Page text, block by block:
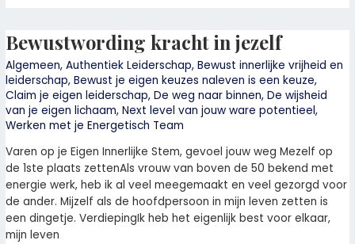
Bewustwording kracht in jezelf
Algemeen,Authentiek Leiderschap,Bewust innerlijke vrijheid en
leiderschap,Bewust je eigen keuzes naleven is een keuze,
Claim je eigen leiderschap,De weg naar binnen,De wijsheid
van je eigen lichaam,Next level van jouw ware potentieel,
Werken met je Energetisch Team
Varen op je Eigen Innerlijke Stem, gevoel jouw weg Mezelf op
de 1ste plaats zettenAls vrouw van boven de 50 bekend met
energie werk, heb ik al veel meegemaakt en veel gezorgd voor
de ander. Mijzelf als de hoofdpersoon in mijn leven zetten is
een dingetje. VerdiepingIk heb het eigenlijk best voor elkaar,
mijn leven
Bewustwording
kracht
in
jezelf